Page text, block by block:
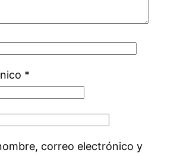
*
correo electrónico y